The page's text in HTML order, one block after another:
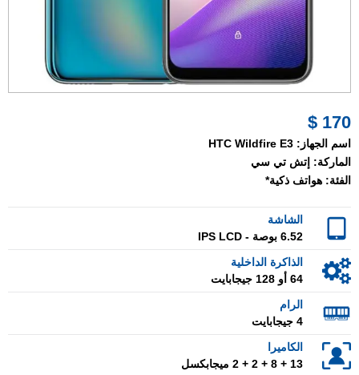
170 $
اسم الجهاز: HTC Wildfire E3
الماركة: إتش تي سي
الفئة: هواتف ذكية*
الشاشة
6.52 بوصة - IPS LCD
الذاكرة الداخلية
64 أو 128 جيجابايت
الرام
4 جيجابايت
الكاميرا
13 + 8 + 2 + 2 ميجابكسل